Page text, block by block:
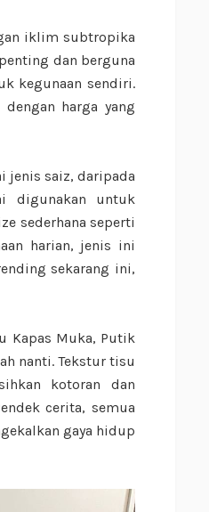
iklim subtropika
dan berguna
kegunaan sendiri.
harga yang
jenis saiz, daripada
digunakan untuk
sederhana seperti
harian, jenis ini
sekarang ini,
Kapas Muka, Putik
nanti. Tekstur tisu
kotoran dan
cerita, semua
gaya hidup